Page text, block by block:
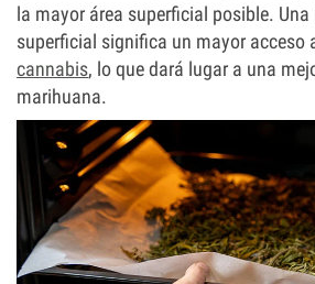
la mayor área superficial posible. Una
superficial significa un mayor acceso
cannabis, lo que dará lugar a una
marihuana.